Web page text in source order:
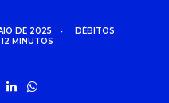
DE 2025 •
DÉBITOS
12 MINUTOS